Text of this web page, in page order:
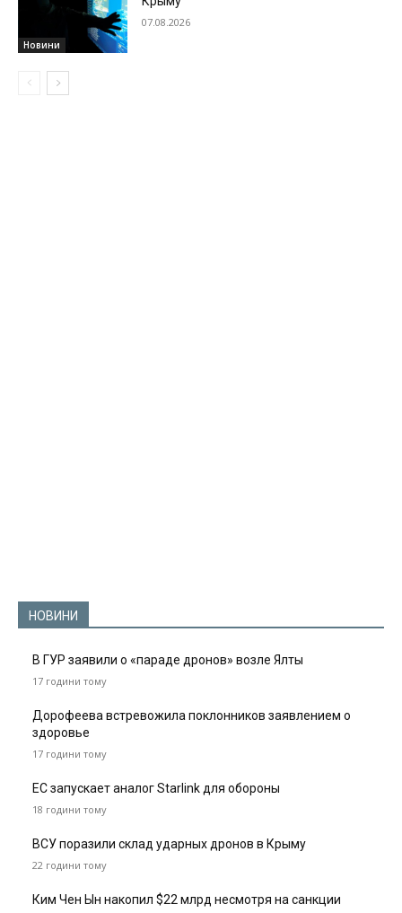
Новини
07.08.2026
НОВИНИ
В ГУР заявили о «параде дронов» возле Ялты
17 години тому
Дорофеева встревожила поклонников заявлением о
здоровье
17 години тому
ЕС запускает аналог Starlink для обороны
18 години тому
ВСУ поразили склад ударных дронов в Крыму
22 години тому
Ким Чен Ын накопил $22 млрд несмотря на санкции